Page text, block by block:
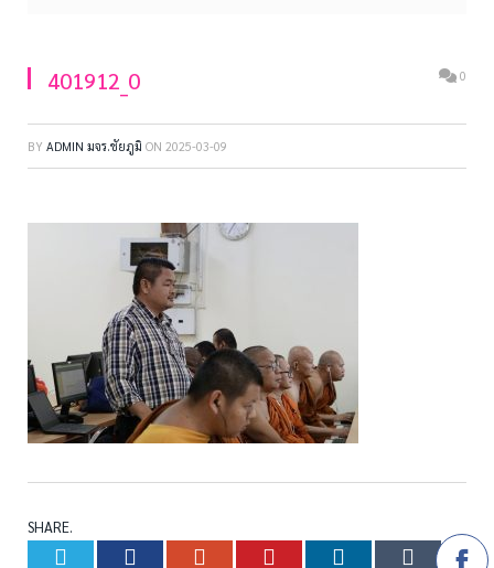
401912_0 0
BY ADMIN มจร.ชัยภูมิ ON 2025-03-09
SHARE.
TwitterFacebookGoogle+PinterestLinkedIn